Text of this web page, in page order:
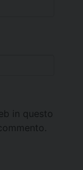
in questo